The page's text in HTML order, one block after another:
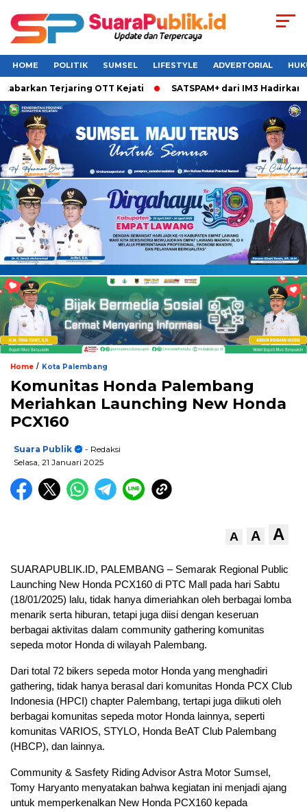
HOME POLITIK SUMSEL LIFESTYLE ADVERTORIAL
Terjaring OTT Kejati SATSPAM+ dari IM3 Hadirkan
Home / Kota Palembang
Komunitas Honda Palembang
Meriahkan Launching New Honda
PCX160
Suara Publik
- Redaksi
Selasa, 21 Januari 2025
A A A
SUARAPUBLIK.ID, PALEMBANG – Semarak Regional Public
Launching New Honda PCX160 di PTC Mall pada hari Sabtu
(18/01/2025) lalu, tidak hanya dimeriahkan oleh berbagai lomba
menarik serta hiburan, tetapi juga diisi dengan keseruan
berbagai aktivitas dalam community gathering komunitas
sepeda motor Honda di wilayah Palembang.
Dari total 72 bikers sepeda motor Honda yang menghadiri
gathering, tidak hanya berasal dari komunitas Honda PCX Club
Indonesia (HPCI) chapter Palembang, tertapi juga diikuti oleh
berbagai komunitas sepeda motor Honda lainnya, seperti
komunitas VARIOS, STYLO, Honda BeAT Club Palembang
(HBCP), dan lainnya.
Community & Sasfety Riding Advisor Astra Motor Sumsel,
Tomy Haryanto menyatakan bahwa kegiatan ini menjadi ajang
untuk memperkenalkan New Honda PCX160 kepada